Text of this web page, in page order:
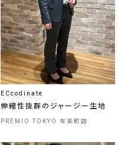
ECcodinate
伸縮性抜群のジャージー生地
PREMIO TOKYO 有楽町店